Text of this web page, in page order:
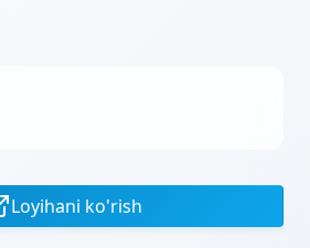
Loyihani ko'rish